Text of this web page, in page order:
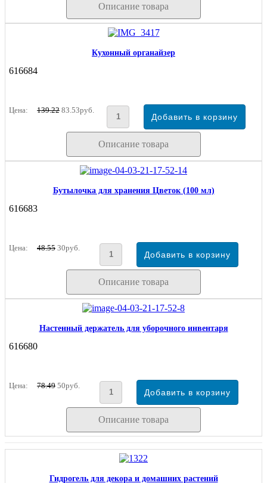
Описание товара
Кухонный органайзер
616684
Цена: 139.22 83.53руб.
Описание товара
Бутылочка для хранения Цветок (100 мл)
616683
Цена: 48.55 30руб.
Описание товара
Настенный держатель для уборочного инвентаря
616680
Цена: 78.49 50руб.
Описание товара
Гидрогель для декора и домашних растений